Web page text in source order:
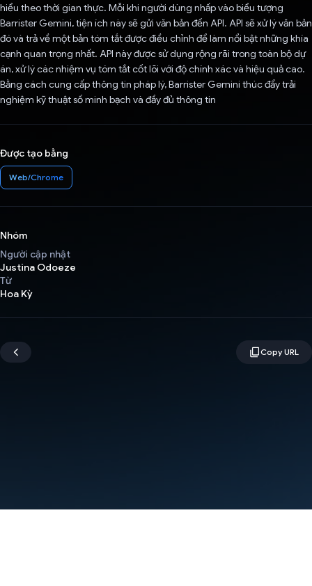
hiểu theo thời gian thực. Mỗi khi người dùng nhấp vào biểu tượng
Barrister Gemini, tiện ích này sẽ gửi văn bản đến API. API sẽ xử lý văn bản
đó và trả về một bản tóm tắt được điều chỉnh để làm nổi bật những khía
cạnh quan trọng nhất. API này được sử dụng rộng rãi trong toàn bộ dự
án, xử lý các nhiệm vụ tóm tắt cốt lõi với độ chính xác và hiệu quả cao.
Bằng cách cung cấp thông tin pháp lý, Barrister Gemini thúc đẩy trải
nghiệm kỹ thuật số minh bạch và đầy đủ thông tin
Được tạo bằng
Web/Chrome
Nhóm
Người cập nhật
Justina Odoeze
Từ
Hoa Kỳ